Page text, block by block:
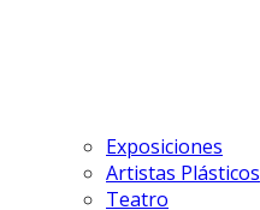
Exposiciones
Artistas Plásticos
Teatro